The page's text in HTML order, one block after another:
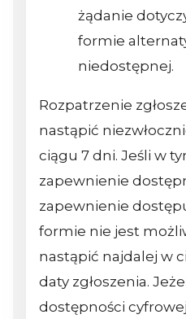
żądanie
formie
niedostępnej.
Rozpatrzenie
nastąpić
ciągu 7 dni. Jeśli w
zapewnienie
zapewnienie
formie nie jest
nastąpić najdalej w
daty zgłoszenia.
dostępności